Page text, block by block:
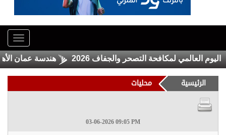
لمكافحة التصحر والجفاف 2026 هندسة عمان الأهلية
الرئيسية محليات
03-06-2026 09:05 PM